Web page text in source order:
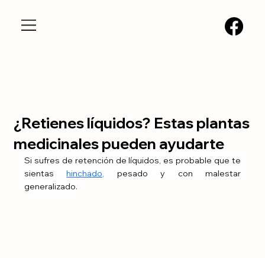
¿Retienes líquidos? Estas plantas
medicinales pueden ayudarte
Si sufres de retención de líquidos, es probable que te
sientas
hinchado, pesado y con malestar
generalizado.